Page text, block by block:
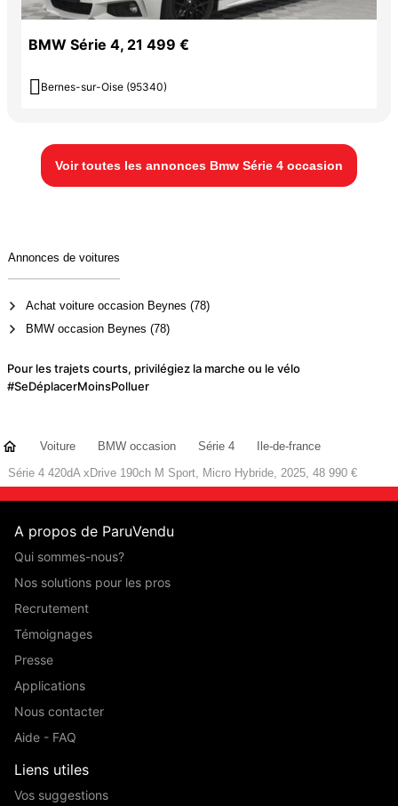
BMW Série 4, 21 499 €
 Bernes-sur-Oise (95340)
Voir toutes les annonces Bmw Série 4 occasion
Annonces de voitures
Achat voiture occasion Beynes (78)
BMW occasion Beynes (78)
Pour les trajets courts, privilégiez la marche ou le vélo
#SeDéplacerMoinsPolluer
Voiture BMW occasion Série 4
Ile-de-france
Série 4 420dA xDrive 190ch M Sport, Micro Hybride, 2025, 48 990 €
A propos de ParuVendu
Qui sommes-nous?
Nos solutions pour les pros
Recrutement
Témoignages
Presse
Applications
Nous contacter
Aide - FAQ
Liens utiles
Vos suggestions